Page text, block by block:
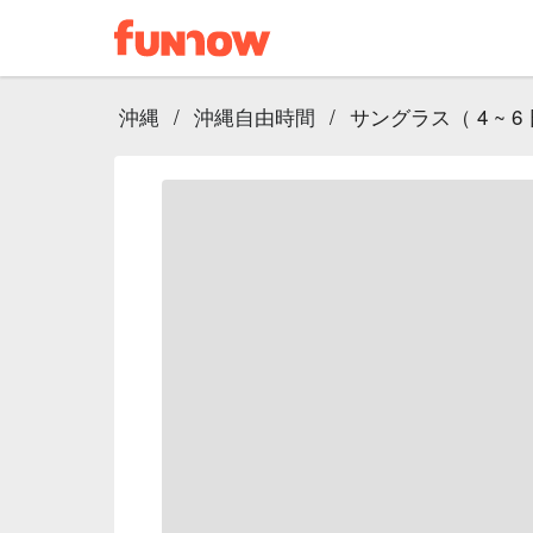
沖縄 / 沖縄自由時間 / サングラス（ 4 ~ 6